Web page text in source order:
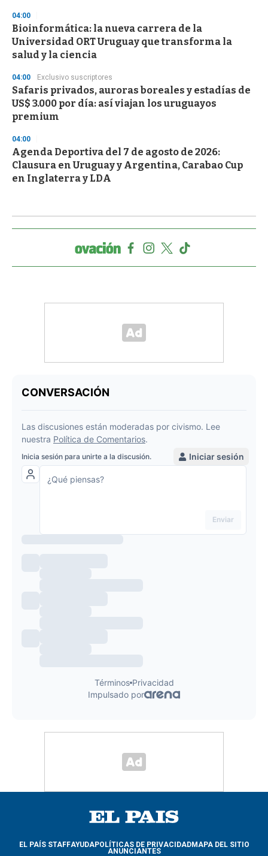
04:00
Bioinformática: la nueva carrera de la
Universidad ORT Uruguay que transforma la
salud y la ciencia
04:00 Exclusivo suscriptores
Safaris privados, auroras boreales y estadías de
US$ 3.000 por día: así viajan los uruguayos
premium
04:00
Agenda Deportiva del 7 de agosto de 2026:
Clausura en Uruguay y Argentina, Carabao Cup
en Inglaterra y LDA
EL PAÍS STAFFAYUDAPOLÍTICAS DE PRIVACIDADMAPA DEL SITIO
ANUNCIANTES